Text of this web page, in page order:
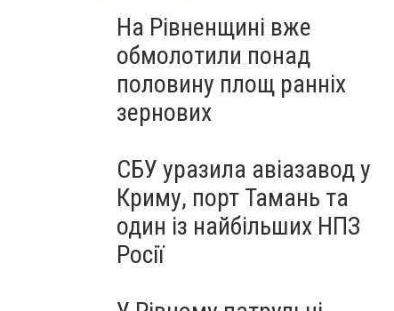
На Рівненщині вже
обмолотили понад
половину площ ранніх
зернових
СБУ уразила авіазавод у
Криму, порт Тамань та
один із найбільших НПЗ
Росії